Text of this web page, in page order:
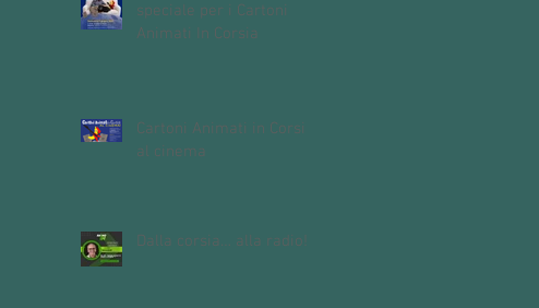
speciale per i Cartoni
Animati In Corsia
Cartoni Animati in Corsia
al cinema
Dalla corsia… alla radio!